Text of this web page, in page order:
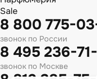
Sale
8 800 775-
звонок по России
8 495 236-
звонок по Москве